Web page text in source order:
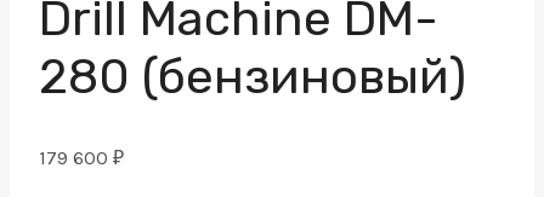
Drill Machine DM-
280 (бензиновый)
179 600 ₽